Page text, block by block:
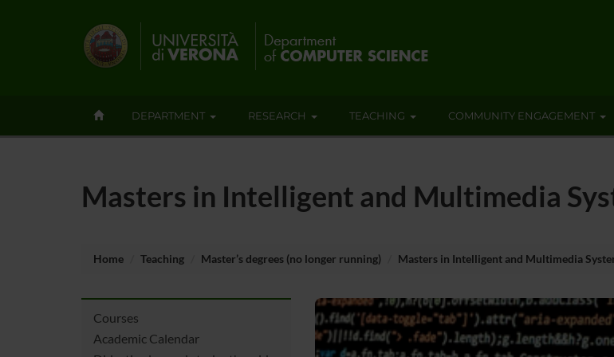
DEPARTMENT RESEARCH TEACHING COMMUNITY ENGAGEMENT
Masters in Intelligent and Multimedia
Home Teaching Master’s degrees (no longer running) Masters in Intelligent and Multimedia
Courses
Academic Calendar